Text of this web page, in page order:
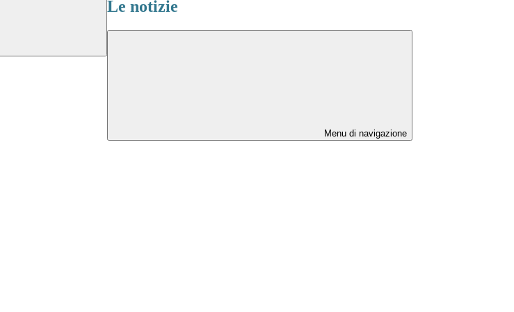
Le notizie
Menu di navigazione